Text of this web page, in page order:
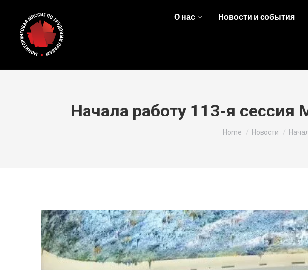
О нас Новости и события
Начала работу 113-я
You are here:
Home Новости